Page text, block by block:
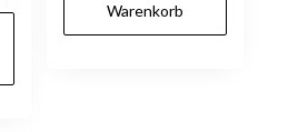
Warenkorb